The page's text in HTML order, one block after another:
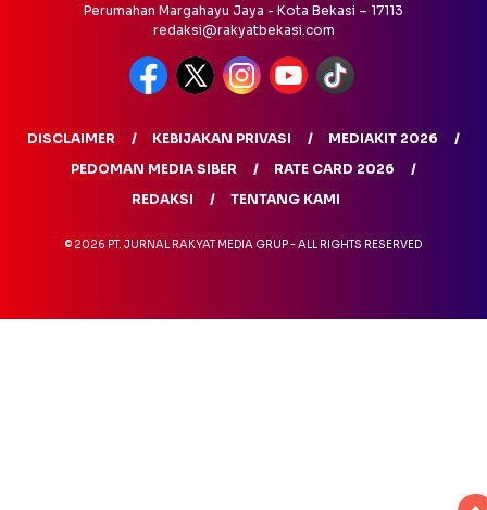
Perumahan Margahayu Jaya - Kota Bekasi – 17113
redaksi@rakyatbekasi.com
DISCLAIMER KEBIJAKAN PRIVASI
MEDIAKIT 2026
PEDOMAN MEDIA SIBER
RATE CARD 2026
REDAKSI
TENTANG KAMI
© 2026 PT. JURNAL RAKYAT MEDIA GRUP - ALL RIGHTS RESERVED